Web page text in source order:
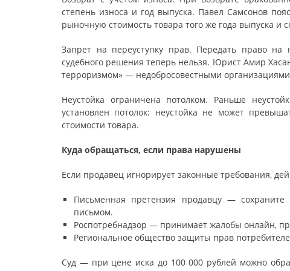
степень износа и год выпуска. Павел Самсонов
рыночную стоимость товара того же года выпуска и
Запрет на переуступку прав. Передать право
судебного решения теперь нельзя. Юрист Амир
терроризмом» — недобросовестными
Неустойка ограничена потолком. Раньше
установлен потолок: неустойка не может
стоимости товара.
Куда обращаться, если права нарушены
Если продавец игнорирует законные требования,
Письменная претензия продавцу —
письмом.
Роспотребнадзор — принимает жалобы онлайн,
Региональное общество защиты прав
Суд — при цене иска до 100 000 рублей можно